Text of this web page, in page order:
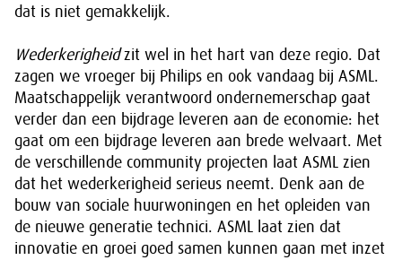
dat is niet gemakkelijk.
Wederkerigheidzit wel in het hart van deze regio. Dat
zagen we vroeger bij Philips en ook vandaag bij ASML.
Maatschappelijk verantwoord ondernemerschap gaat
verder dan een bijdrage leveren aan de economie: het
gaat om een bijdrage leveren aan brede welvaart. Met
de verschillende community projecten laat ASML zien
dat het wederkerigheid serieus neemt. Denk aan de
bouw van sociale huurwoningen en het opleiden van
de nieuwe generatie technici. ASML laat zien dat
innovatie en groei goed samen kunnen gaan met inzet